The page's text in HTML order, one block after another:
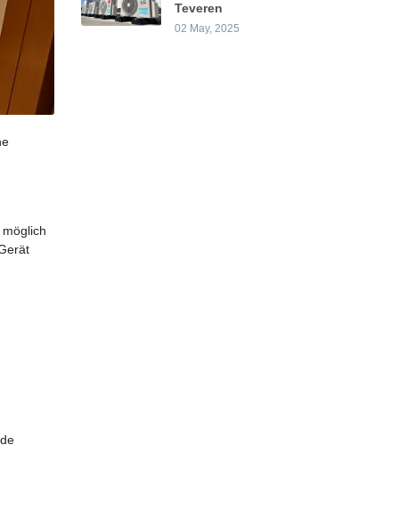
möglich
Teveren
02 May, 2025